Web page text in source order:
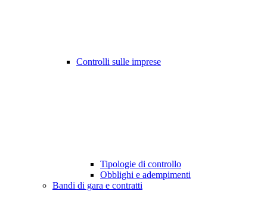
Controlli sulle imprese
Tipologie di controllo
Obblighi e adempimenti
Bandi di gara e contratti